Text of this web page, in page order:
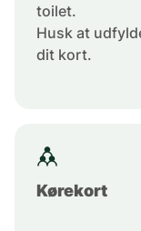
toilet.
Husk at
dit kort.
Kørekort